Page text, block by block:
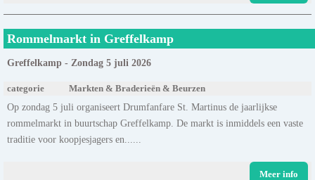
Rommelmarkt in Greffelkamp
Greffelkamp - Zondag 5 juli 2026
categorie Markten & Braderieën & Beurzen
Op zondag 5 juli organiseert Drumfanfare St. Martinus de jaarlijkse
rommelmarkt in buurtschap Greffelkamp. De markt is inmiddels een vaste
traditie voor koopjesjagers en......
Meer info